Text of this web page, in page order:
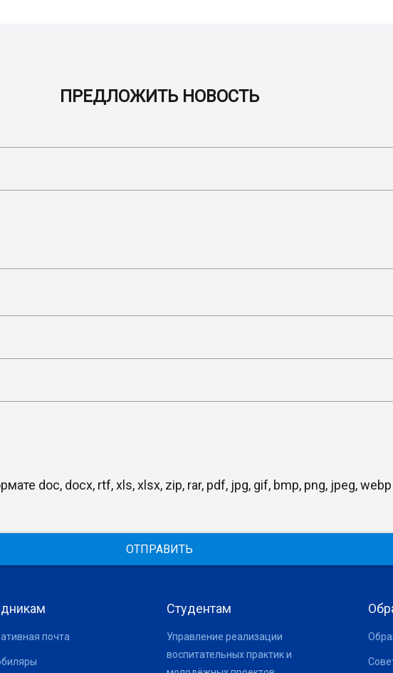
ПРЕДЛОЖИТЬ НОВОСТЬ
doc, docx, rtf, xls, xlsx, zip, rar, pdf, jpg, gif, bmp, png, jpeg, webp
ОТПРАВИТЬ
почта
Студентам
Управление реализации
воспитательных практик и